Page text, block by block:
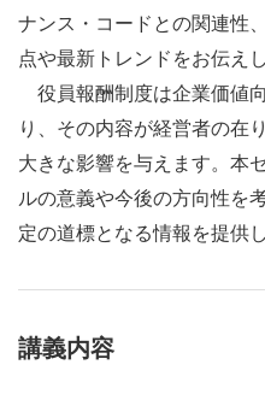
ナンス・コードとの関連性
点や最新トレンドをお伝え
役員報酬制度は企業価値
り、その内容が経営者の在
大きな影響を与えます。本
ルの意義や今後の方向性を
定の道標となる情報を提供
講義内容